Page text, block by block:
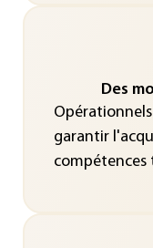
Des
garantir
compétences